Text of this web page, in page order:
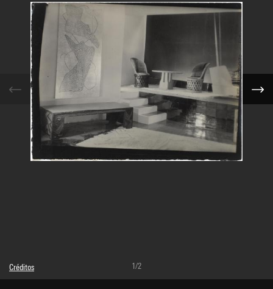
Créditos
© Man Ray Trust / Adagp, Paris
1/2